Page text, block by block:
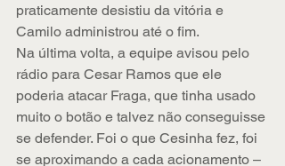
praticamente desistiu da vitória e
Camilo administrou até o fim.
Na última volta, a equipe avisou pelo
rádio para Cesar Ramos que ele
poderia atacar Fraga, que tinha usado
muito o botão e talvez não conseguisse
se defender. Foi o que Cesinha fez, foi
se aproximando a cada acionamento –